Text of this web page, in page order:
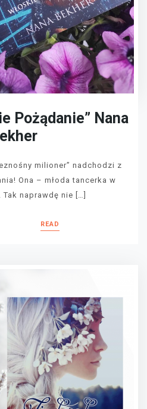
Pożądanie” Nana
milioner” nadchodzi z
Ona – młoda tancerka w
naprawdę nie […]
READ